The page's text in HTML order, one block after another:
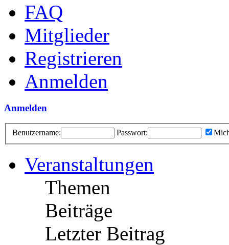
FAQ
Mitglieder
Registrieren
Anmelden
Anmelden
Benutzername: Passwort:
Veranstaltungen
Themen
Beiträge
Letzter Beitrag